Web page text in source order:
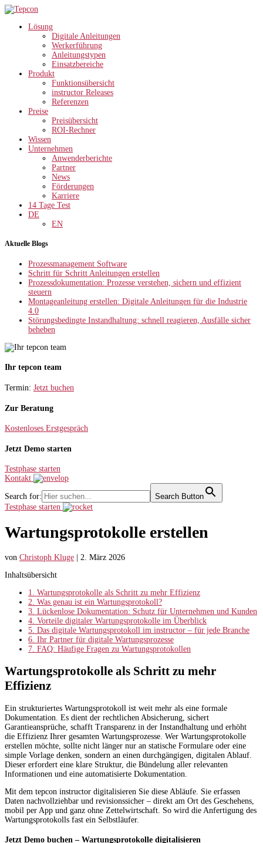
Lösung
Digitale Anleitungen
Werkerführung
Anleitungstypen
Einsatzbereiche
Produkt
Funktionsübersicht
instructor Releases
Referenzen
Preise
Preisübersicht
ROI-Rechner
Wissen
Unternehmen
Anwenderberichte
Partner
News
Förderungen
Karriere
14 Tage Test
DE
EN
Aktuelle Blogs
Prozessmanagement Software
Schritt für Schritt Anleitungen erstellen
Prozessdokumentation: Prozesse verstehen, sichern und effizient
steuern
Montageanleitung erstellen: Digitale Anleitungen für die Industrie
4.0
Störungsbedingte Instandhaltung: schnell reagieren, Ausfälle sicher
beheben
Ihr tepcon team
Termin: Jetzt buchen
Zur Beratung
Kostenloses Erstgespräch
Jetzt Demo starten
Testphase starten
Kontakt
Search for:
Search Button
Testphase starten
Wartungsprotokolle erstellen
von Christoph Kluge
2. März 2026
Inhaltsübersicht
1.
Wartungsprotokolle als Schritt zu mehr Effizienz
2. Was genau ist ein Wartungsprotokoll?
3. Lückenlose Dokumentation: Schutz für Unternehmen und Kunden
4. Vorteile digitaler Wartungsprotokolle im Überblick
5. Das digitale Wartungsprotokoll im instructor – für jede Branche
6. Ihr Partner für digitale Wartungsprozesse
7. FAQ: Häufige Fragen zu Wartungsprotokollen
Wartungsprotokolle als Schritt zu mehr
Effizienz
Ein strukturiertes Wartungsprotokoll ist weit mehr als eine formale
Dokumentation. Es dient der rechtlichen Absicherung, sichert
Garantieansprüche, schafft Transparenz in der Instandhaltung und erhöht
die Effizienz Ihrer gesamten Wartungsprozesse. Wer Wartungsprotokolle
erstellen möchte, sollte nicht länger nur an statische Formulare oder eine
simple Vorlage denken, sondern an einen durchgängigen, digitalen Ablauf.
Dieser erfordert eine klare Struktur, die Bündelung aller relevanten
Informationen und eine automatisierte Dokumentation.
Mit dem tepcon instructor digitalisieren Sie diese Abläufe. Sie erfassen
Daten nachvollziehbar und revisionssicher – direkt am Ort des Geschehens,
mobil per App und ganz ohne Zettelwirtschaft. So wird die Anfertigung des
Wartungsprotokolls fast ein Selbstläufer.
Jetzt Demo buchen – Wartungsprotokolle digitalisieren